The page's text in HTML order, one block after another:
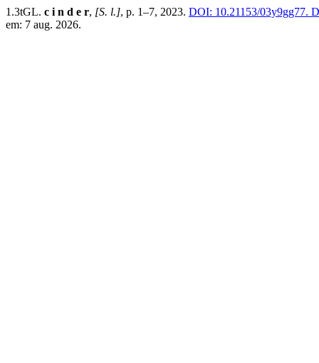
1.3tGL. c i n d e r, [S. l.], p. 1–7, 2023. DOI: 10.21153/03y9gg77.
em: 7 aug. 2026.